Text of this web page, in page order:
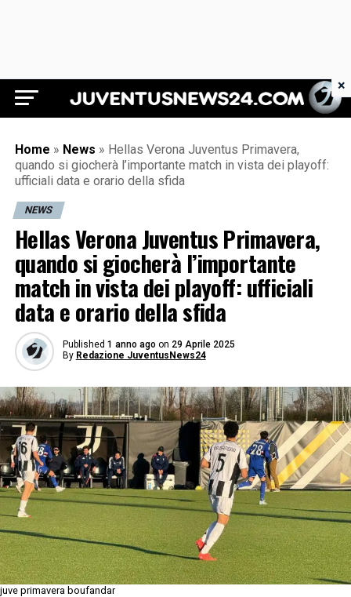
Juventus News 24
Home » News » Hellas Verona Juventus Primavera,
quando si giocherà l’importante match in vista dei playoff:
ufficiali data e orario della sfida
NEWS
Hellas Verona Juventus Primavera,
quando si giocherà l’importante
match in vista dei playoff: ufficiali
data e orario della sfida
Published 1 anno ago on 29 Aprile 2025
By Redazione JuventusNews24
juve primavera boufandar
×